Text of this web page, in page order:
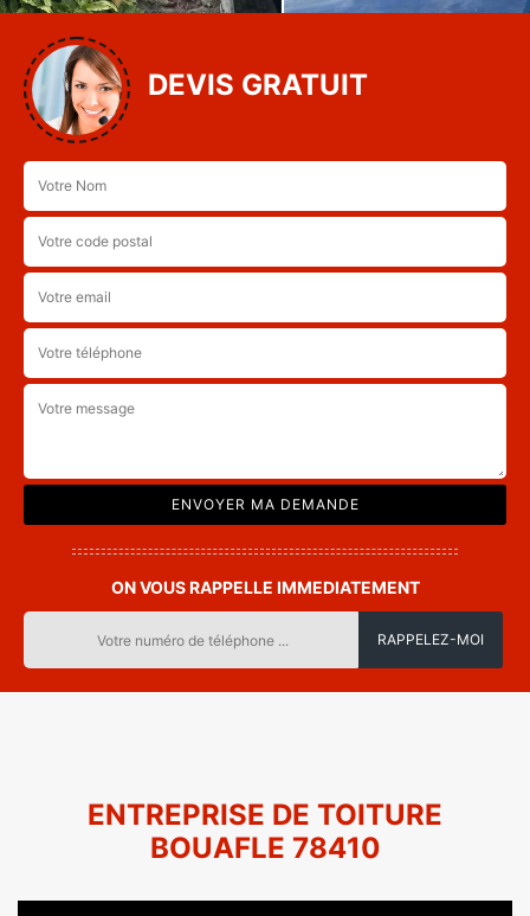
DEVIS GRATUIT
ON VOUS RAPPELLE IMMEDIATEMENT
ENTREPRISE DE TOITURE
BOUAFLE 78410